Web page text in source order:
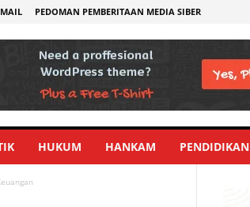
MAIL PEDOMAN PEMBERITAAN MEDIA SIBER
HUKUM HANKAM PENDIDIKAN